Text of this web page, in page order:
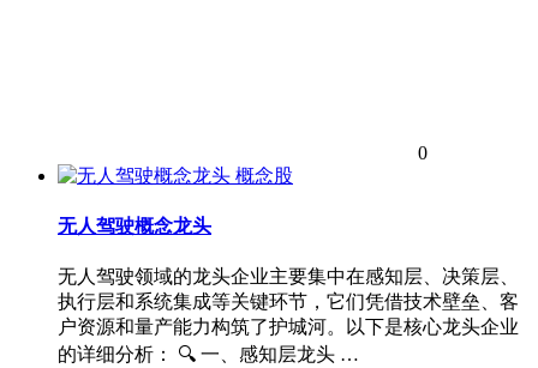
0
概念股
无人驾驶概念龙头
无人驾驶领域的龙头企业主要集中在感知层、决策层、
执行层和系统集成等关键环节，它们凭借技术壁垒、客
户资源和量产能力构筑了护城河。以下是核心龙头企业
的详细分析： 🔍 一、感知层龙头 ​…